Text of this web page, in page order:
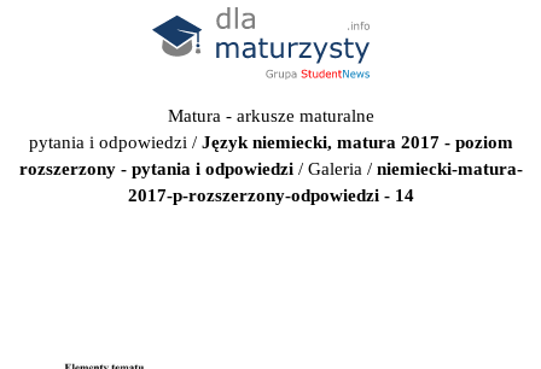
Matura - arkusze maturalne
pytania i odpowiedzi / Język niemiecki, matura 2017 - poziom
rozszerzony - pytania i odpowiedzi/ Galeria / niemiecki-matura-
2017-p-rozszerzony-odpowiedzi - 14